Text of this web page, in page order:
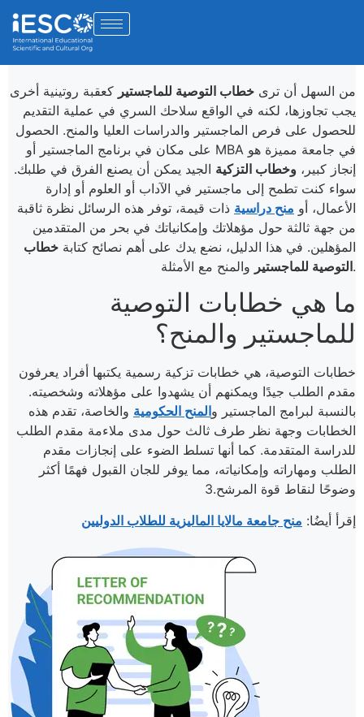
من السهل أن ترى خطاب التوصية للماجستير كعقبة روتينية أخرى
يجب تجاوزها، لكنه في الواقع سلاحك السري في عملية التقديم
للحصول على فرص الماجستير والدراسات العليا والمنح. الحصول
على مكان في برنامج الماجستير أو MBA
إنجاز كبير، وخطاب التزكية الجيد يمكن أن يصنع الفرق في طلبك.
سواء كنت تطمح إلى ماجستير في الآداب أو العلوم أو إدارة
الأعمال، أو منح دراسية ذات قيمة، توفر هذه الرسائل نظرة ثاقبة
من جهة ثالثة حول مؤهلاتك وإمكانياتك في بحر من المتقدمين
المؤهلين. في هذا الدليل، نضع يدك على أهم نصائح كتابة خطاب
التوصية للماجستيروالمنح مع الأمثلة.
ما هي خطابات التوصية
للماجستير والمنح؟
خطابات التوصية، هي خطابات تزكية رسمية يكتبها أفراد يعرفون
مقدم الطلب جيدًا ويمكنهم أن يشهدوا على مؤهلاته وشخصيته.
بالنسبة لبرامج الماجستير والمنح الحكومية والخاصة، تقدم هذه
الخطابات وجهة نظر طرف ثالث حول مدى ملاءمة مقدم الطلب
للدراسة المتقدمة. كما أنها تسلط الضوء على إنجازات مقدم
الطلب ومهاراته وإمكانياته، مما يوفر للجان القبول فهمًا أكثر
وضوحًا لنقاط قوة المرشح.3
إقرأ أيضُا: منح جامعة مالايا الماليزية للطلاب الدوليين